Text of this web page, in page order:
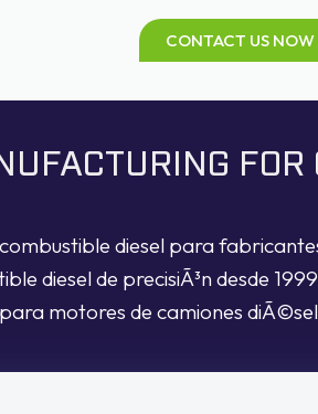
CONTACT US NOW
FOR
diesel para
diesel de precisiÃ³n desde
motores de camiones